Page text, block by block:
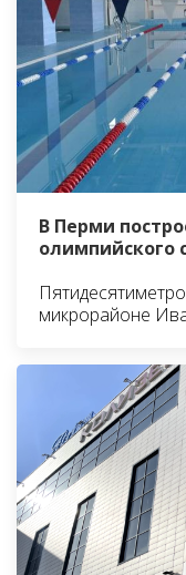
В Перми
олимпийского
микрорайоне